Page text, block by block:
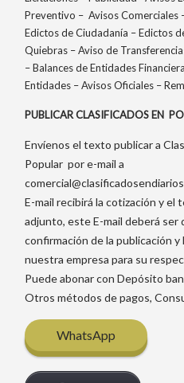
Preventivo – Avisos Comerciales
Edictos de Ciudadanía – Edictos
Quiebras – Aviso de
– Balances de Entidades
Entidades – Avisos Oficiales –
PUBLICAR CLASIFICADOS EN
Envíenos el texto publicar a
Popular por e-mail a
E-mail recibirá la cotización y el
adjunto, este E-mail deberá ser
confirmación de la publicación
nuestra empresa para su
Puede abonar con Depósito
Otros métodos de pagos,
WhatsApp